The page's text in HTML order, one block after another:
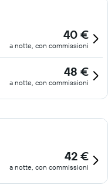
40 €
a notte, con commissioni
48 €
a notte, con commissioni
42 €
a notte, con commissioni